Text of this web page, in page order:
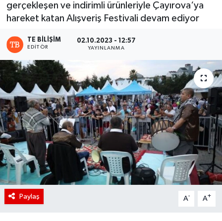
gerçekleşen ve indirimli ürünleriyle Çayırova‘ya
hareket katan Alışveriş Festivali devam ediyor
TE BILIŞIM
EDITÖR
02.10.2023 - 12:57
YAYINLANMA
Paylaş A- A+